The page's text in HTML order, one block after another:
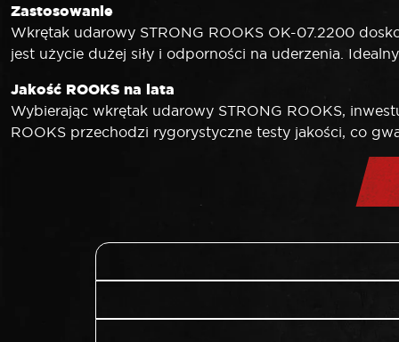
Zastosowanie
Wkrętak udarowy STRONG ROOKS OK-07.2200
jest użycie dużej siły i odporności na uderzenia.
Jakość ROOKS na lata
Wybierając wkrętak udarowy STRONG ROOKS,
ROOKS przechodzi rygorystyczne testy jakości, co